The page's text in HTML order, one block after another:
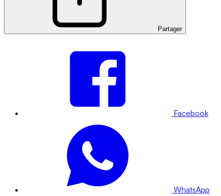
Partager
Facebook
WhatsApp